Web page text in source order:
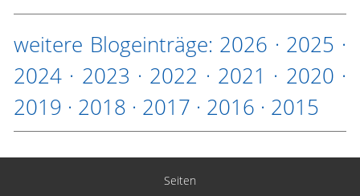
weitere Blogeinträge: 2026 · 2025 ·
2024 · 2023 · 2022 · 2021 · 2020 ·
2019 · 2018 · 2017 · 2016 · 2015
Seiten